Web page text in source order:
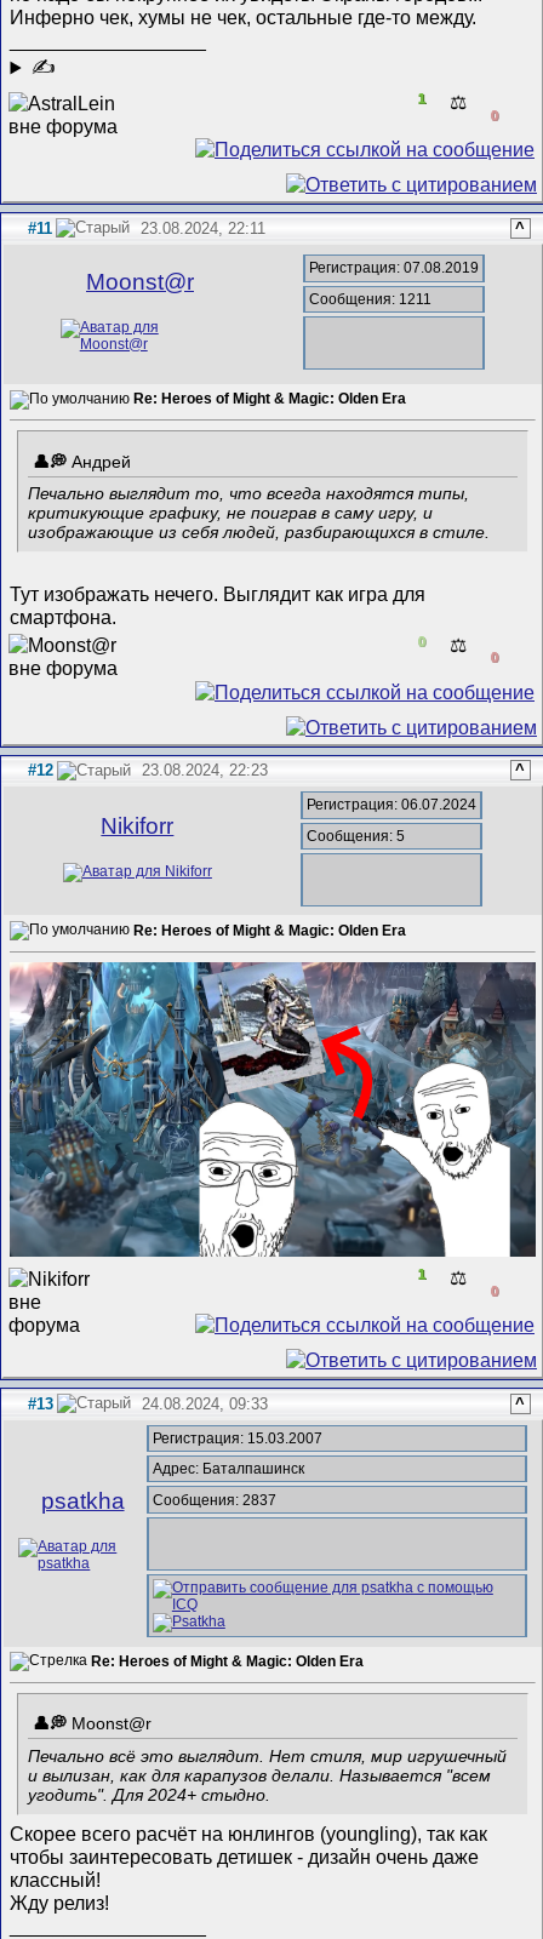
Инферно чек, хумы не чек, остальные где-то между.
✍
1 ⚖️
0
#11 23.08.2024, 22:11 ^
Mооnst@r
Регистрация: 07.08.2019
Сообщения: 1211
Re: Heroes of Might & Magic: Olden Era
Андрей
Печально выглядит то, что всегда находятся типы,
критикующие графику, не поиграв в саму игру, и
изображающие из себя людей, разбирающихся в стиле.
Тут изображать нечего. Выглядит как игра для
смартфона.
0 ⚖️
0
#12 23.08.2024, 22:23 ^
Nikiforr
Регистрация: 06.07.2024
Сообщения: 5
Re: Heroes of Might & Magic: Olden Era
1 ⚖️
0
#13 24.08.2024, 09:33 ^
psatkha
Регистрация: 15.03.2007
Адрес: Баталпашинск
Сообщения: 2837
Re: Heroes of Might & Magic: Olden Era
Mооnst@r
Печально всё это выглядит. Нет стиля, мир игрушечный
и вылизан, как для карапузов делали. Называется "всем
угодить". Для 2024+ стыдно.
Скорее всего расчёт на юнлингов (youngling), так как
чтобы заинтересовать детишек - дизайн очень даже
классный!
Жду релиз!